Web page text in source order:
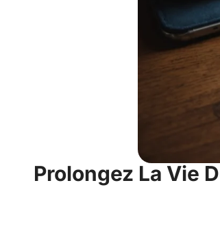
Prolongez La Vie